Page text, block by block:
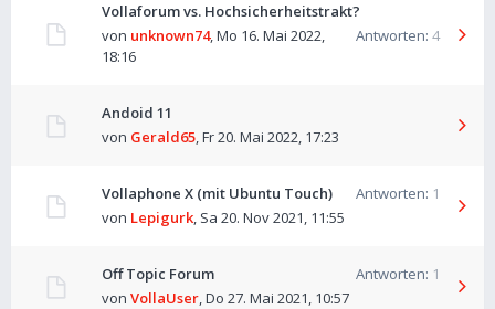
Vollaforum vs. Hochsicherheitstrakt?
Antworten: 4
von unknown74,Mo 16. Mai 2022,
18:16
Andoid 11
von Gerald65,Fr 20. Mai 2022, 17:23
Vollaphone X (mit Ubuntu Touch) Antworten: 1
von Lepigurk, Sa 20. Nov 2021, 11:55
Off Topic Forum Antworten: 1
von VollaUser,Do 27. Mai 2021, 10:57